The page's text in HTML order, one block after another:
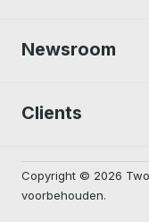
Newsroom
Clients
Copyright © 2026
voorbehouden.